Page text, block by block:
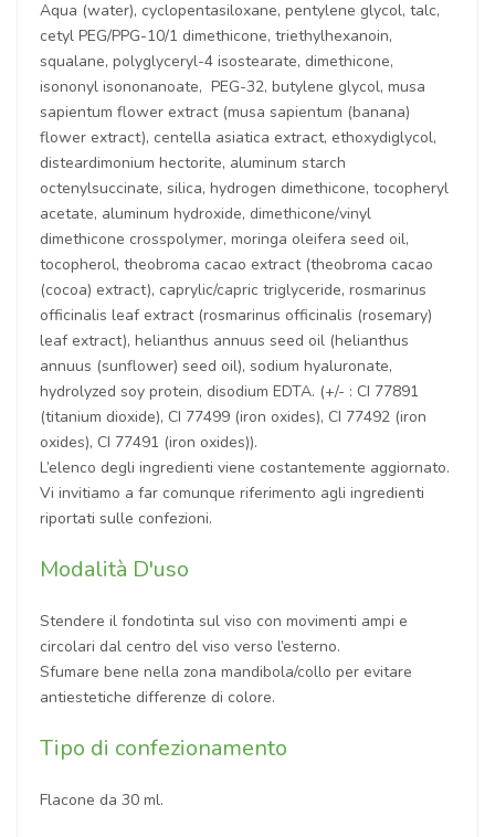
Aqua (water), cyclopentasiloxane, pentylene glycol, talc,
cetyl PEG/PPG-10/1 dimethicone, triethylhexanoin,
squalane, polyglyceryl-4 isostearate, dimethicone,
isononyl isononanoate, PEG-32, butylene glycol, musa
sapientum flower extract (musa sapientum (banana)
flower extract), centella asiatica extract, ethoxydiglycol,
disteardimonium hectorite, aluminum starch
octenylsuccinate, silica, hydrogen dimethicone, tocopheryl
acetate, aluminum hydroxide, dimethicone/vinyl
dimethicone crosspolymer, moringa oleifera seed oil,
tocopherol, theobroma cacao extract (theobroma cacao
(cocoa) extract), caprylic/capric triglyceride, rosmarinus
officinalis leaf extract (rosmarinus officinalis (rosemary)
leaf extract), helianthus annuus seed oil (helianthus
annuus (sunflower) seed oil), sodium hyaluronate,
hydrolyzed soy protein, disodium EDTA. (+/- : CI 77891
(titanium dioxide), CI 77499 (iron oxides), CI 77492 (iron
oxides), CI 77491 (iron oxides)).
L’elenco degli ingredienti viene costantemente aggiornato.
Vi invitiamo a far comunque riferimento agli ingredienti
riportati sulle confezioni.
Modalità D'uso
Stendere il fondotinta sul viso con movimenti ampi e
circolari dal centro del viso verso l’esterno.
Sfumare bene nella zona mandibola/collo per evitare
antiestetiche differenze di colore.
Tipo di confezionamento
Flacone da 30 ml.